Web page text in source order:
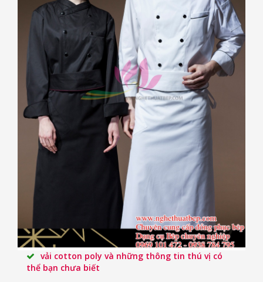
vải cotton poly và những thông tin thú vị có
thể bạn chưa biết